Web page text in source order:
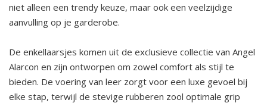
niet alleen een trendy keuze, maar ook een veelzijdige
aanvulling op je garderobe.
De enkellaarsjes komen uit de exclusieve collectie van Angel
Alarcon en zijn ontworpen om zowel comfort als stijl te
bieden. De voering van leer zorgt voor een luxe gevoel bij
elke stap, terwijl de stevige rubberen zool optimale grip